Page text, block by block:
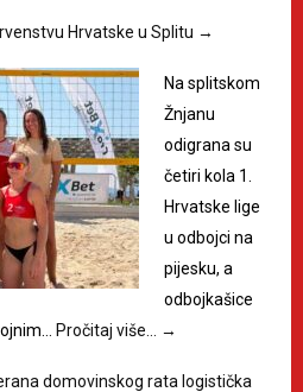
Hrvatske u Splitu →
Na splitskom
Žnjanu
odigrana su
četiri kola 1.
Hrvatske lige
u odbojci na
pijesku, a
odbojkašice
Pročitaj više… →
domovinskog rata logistička